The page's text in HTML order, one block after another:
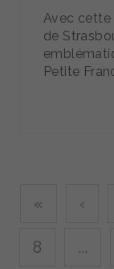
Avec cette
de
Petite
« ‹
8 ...